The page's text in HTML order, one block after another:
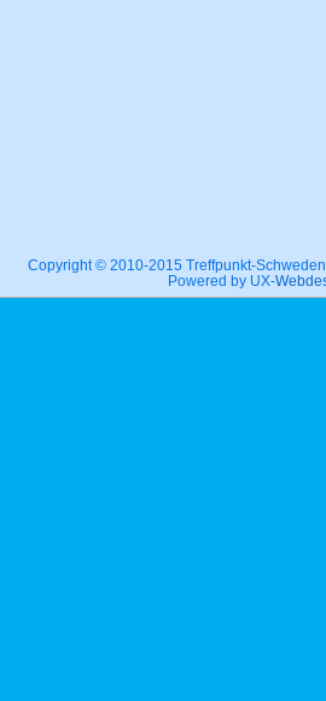
Copyright © 2010-2015 Treffpunkt-
Powered by UX-